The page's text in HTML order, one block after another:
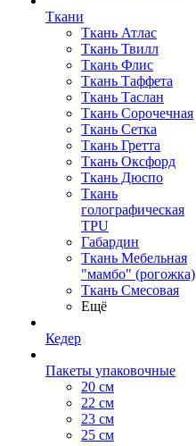
Ткани
Ткань Атлас
Ткань Твилл
Ткань Флис
Ткань Таффета
Ткань Таслан
Ткань Сорочечная
Ткань Сетка
Ткань Гретта
Ткань Оксфорд
Ткань Дюспо
Ткань
голографическая
TPU
Габардин
Ткань Мебельная
"мамбо" (рогожка)
Ткань Смесовая
Ещё
Кедер
Пакеты упаковочные
20 см
22 см
23 см
25 см